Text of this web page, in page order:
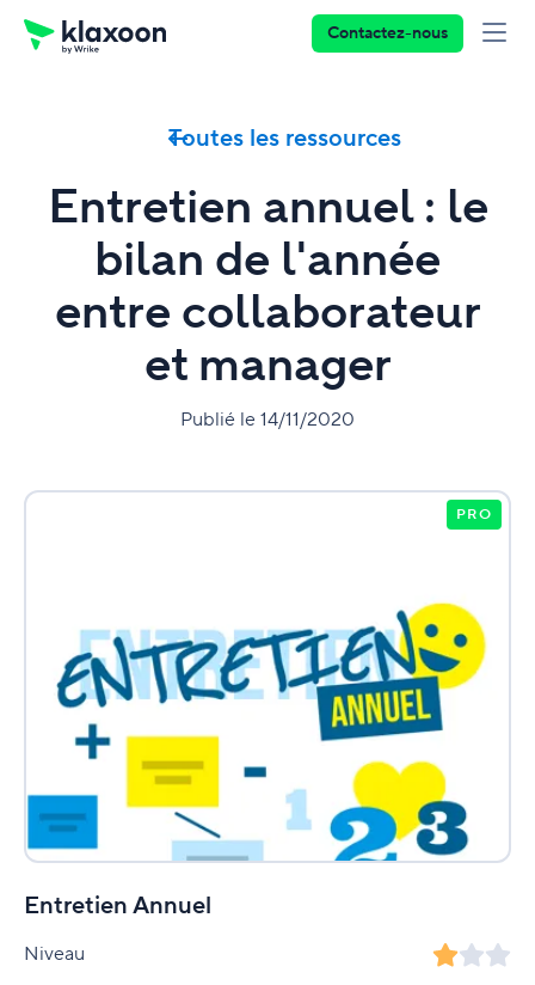
Contactez-nous
Toutes les ressources
Entretien annuel : le
bilan de l'année
entre collaborateur
et manager
Publié le 14/11/2020
PRO
Entretien Annuel
Niveau